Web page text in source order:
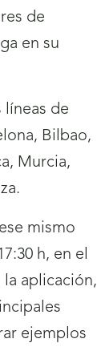
de
en su
líneas de
Bilbao,
Murcia,
mismo
h, en el
aplicación,
ejemplos